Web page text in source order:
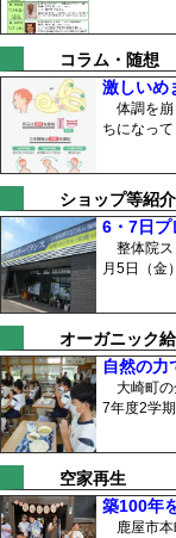
コラム・随想
激しいめ
体調を崩
ちになっ
ショップ等紹介
6・7日
整体院ス
月5日（金
オーガニック
自然の
大崎町の
7年度2学
空家再生
築100年
鹿屋市本